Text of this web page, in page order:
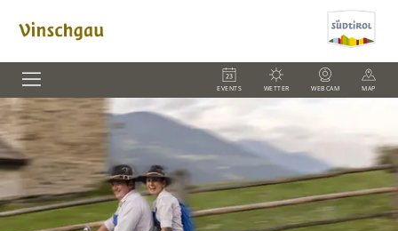
EVENTS WETTER WEBCAM MAP